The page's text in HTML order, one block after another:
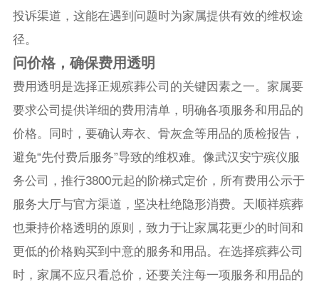
投诉渠道，这能在遇到问题时为家属提供有效的维权途
径。
问价格，确保费用透明
费用透明是选择正规殡葬公司的关键因素之一。家属要
要求公司提供详细的费用清单，明确各项服务和用品的
价格。同时，要确认寿衣、骨灰盒等用品的质检报告，
避免“先付费后服务”导致的维权难。像武汉安宁殡仪服
务公司，推行3800元起的阶梯式定价，所有费用公示于
服务大厅与官方渠道，坚决杜绝隐形消费。天顺祥殡葬
也秉持价格透明的原则，致力于让家属花更少的时间和
更低的价格购买到中意的服务和用品。在选择殡葬公司
时，家属不应只看总价，还要关注每一项服务和用品的